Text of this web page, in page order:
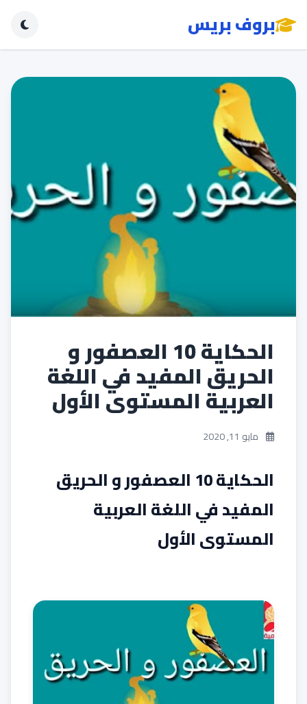
بروف بريس
الحكاية 10 العصفور و
الحريق المفيد في اللغة
العربية المستوى الأول
مايو 11, 2020
الحكاية 10 العصفور و الحريق
المفيد في اللغة العربية
المستوى الأول